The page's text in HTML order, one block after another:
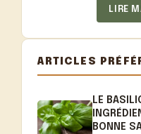
LIRE
ARTICLES
LE
BONNE